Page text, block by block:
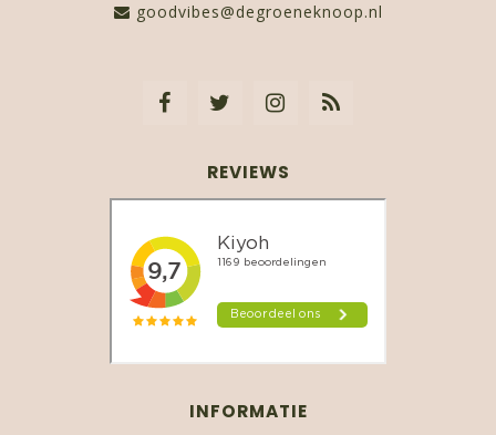
goodvibes@degroeneknoop.nl
REVIEWS
INFORMATIE